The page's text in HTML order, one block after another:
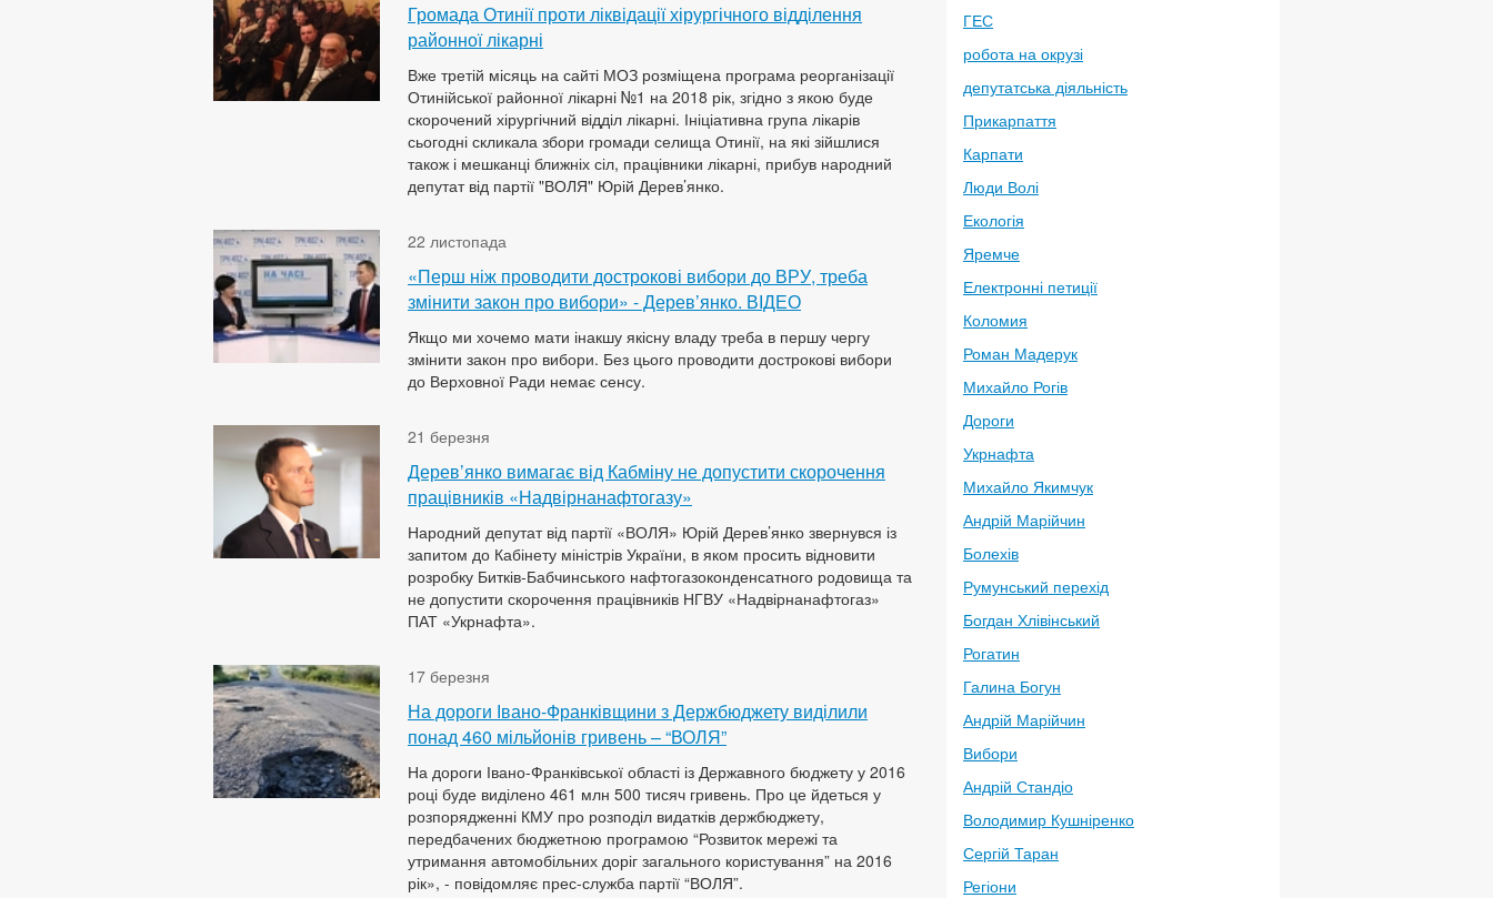
Громада Отинії проти ліквідації хірургічного відділення
районної лікарні
Вже третій місяць на сайті МОЗ розміщена програма реорганізації
Отинійської районної лікарні №1 на 2018 рік, згідно з якою буде
скорочений хірургічний відділ лікарні. Ініціативна група лікарів
сьогодні скликала збори громади селища Отинії, на які зійшлися
також і мешканці ближніх сіл, працівники лікарні, прибув народний
депутат від партії "ВОЛЯ" Юрій Дерев’янко.
22 листопада
«Перш ніж проводити дострокові вибори до ВРУ, треба
змінити закон про вибори» - Дерев’янко. ВІДЕО
Якщо ми хочемо мати інакшу якісну владу треба в першу чергу
змінити закон про вибори. Без цього проводити дострокові вибори
до Верховної Ради немає сенсу.
21 березня
Дерев’янко вимагає від Кабміну не допустити скорочення
працівників «Надвірнанафтогазу»
Народний депутат від партії «ВОЛЯ» Юрій Дерев’янко звернувся із
запитом до Кабінету міністрів України, в яком просить відновити
розробку Битків-Бабчинського нафтогазоконденсатного родовища та
не допустити скорочення працівників НГВУ «Надвірнанафтогаз»
ПАТ «Укрнафта».
17 березня
На дороги Івано-Франківщини з Держбюджету виділили
понад 460 мільйонів гривень – “ВОЛЯ”
На дороги Івано-Франківської області із Державного бюджету у 2016
році буде виділено 461 млн 500 тисяч гривень. Про це йдеться у
розпорядженні КМУ про розподіл видатків держбюджету,
передбачених бюджетною програмою “Розвиток мережі та
утримання автомобільних доріг загального користування” на 2016
рік», - повідомляє прес-служба партії “ВОЛЯ”.
ГЕС
робота на окрузі
депутатська діяльність
Прикарпаття
Карпати
Люди Волі
Екологія
Яремче
Електронні петиції
Коломия
Роман Мадерук
Михайло Рогів
Дороги
Укрнафта
Михайло Якимчук
Андрій Марійчин
Болехів
Румунський перехід
Богдан Хлівінський
Рогатин
Галина Богун
Андрій Марійчин
Вибори
Андрій Стандіо
Володимир Кушніренко
Сергій Таран
Регіони